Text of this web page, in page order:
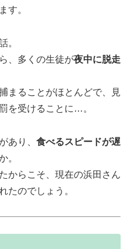
す。
。
、多くの生徒が夜中に脱走
まることがほとんどで、見
を受けることに…。
あり、 食べるスピードが遅
。
からこそ、現在の浜田さん
たのでしょう。